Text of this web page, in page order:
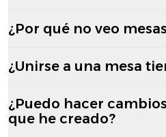
¿Por qué no veo
¿Unirse a una mesa
¿Puedo hacer
que he creado?